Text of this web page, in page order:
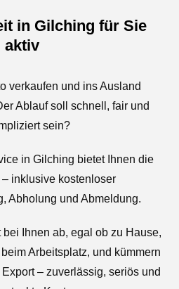
in Gilching für Sie
aktiv
verkaufen und ins Ausland
Ablauf soll schnell, fair und
sein?
in Gilching bietet Ihnen die
inklusive kostenloser
Abholung und Abmeldung.
Ihnen ab, egal ob zu Hause,
Arbeitsplatz, und kümmern
– zuverlässig, seriös und